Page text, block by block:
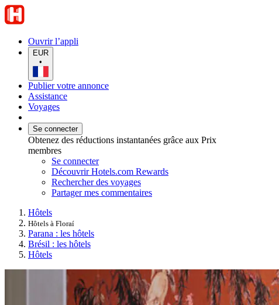
Ouvrir l’appli
EUR
•
Publier votre annonce
Assistance
Voyages
Se connecter
Obtenez des réductions instantanées grâce aux Prix
membres
Se connecter
Découvrir Hotels.com Rewards
Rechercher des voyages
Partager mes commentaires
Hôtels
Hôtels à Floraí
Parana : les hôtels
Brésil : les hôtels
Hôtels